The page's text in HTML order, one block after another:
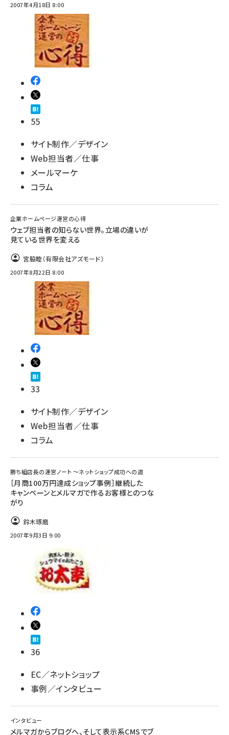
2007年4月18日 8:00
55
サイト制作／デザイン
Web担当者／仕事
メールマーケ
コラム
企業ホームページ運営の心得
ウェブ担当者の知らない世界。立場の違いが
見ている世界を変える
宮脇睦（有限会社アズモード）
2007年8月22日 8:00
33
サイト制作／デザイン
Web担当者／仕事
コラム
勝ち組店長の運営ノート ～ネットショップ成功への道
［月商100万円達成ショップ事例］継続した
キャンペーンとメルマガで作るお客様とのつな
がり
鈴木琢磨
2007年9月3日 9:00
36
EC／ネットショップ
事例／インタビュー
インタビュー
メルマガからブログへ、そして表示系CMSでブ